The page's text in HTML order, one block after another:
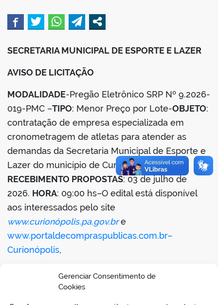
Gerenciar Consentimento de
Cookies
SECRETARIA MUNICIPAL DE ESPORTE E LAZER
AVISO DE LICITAÇÃO
MODALIDADE-Pregão Eletrônico SRP Nº 9.2026-
019-PMC –TIPO: Menor Preço por Lote-OBJETO:
contratação de empresa especializada em
cronometragem de atletas para atender as
demandas da Secretaria Municipal de Esporte e
Lazer do município de Curionópolis-DATA
RECEBIMENTO PROPOSTAS: 03 de julho de
2026. HORA: 09:00 hs–O edital está disponível
aos interessados pelo site
www.curionópolis.pa.gov.bre
www.portaldecompraspublicas.com.br–
Curionópolis,
16 de junho de 2026–Daniel de Jesus Macedo–